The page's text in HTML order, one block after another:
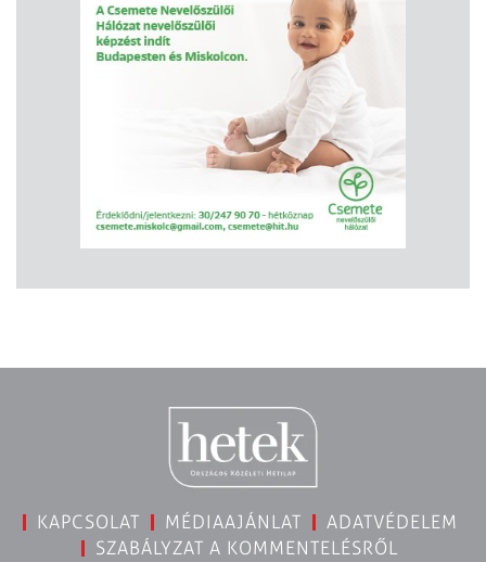
KAPCSOLAT MÉDIAAJÁNLAT
ADATVÉDELEM
SZABÁLYZAT A KOMMENTELÉSRŐL